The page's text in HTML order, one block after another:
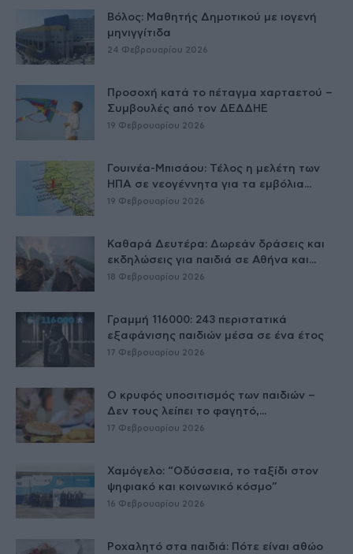
Βόλος: Μαθητής Δημοτικού με ιογενή
μηνιγγίτιδα
24 Φεβρουαρίου 2026
Προσοχή κατά το πέταγμα χαρταετού –
Συμβουλές από τον ΔΕΔΔΗΕ
19 Φεβρουαρίου 2026
Γουινέα-Μπισάου: Τέλος η μελέτη των
ΗΠΑ σε νεογέννητα για τα εμβόλια...
19 Φεβρουαρίου 2026
Καθαρά Δευτέρα: Δωρεάν δράσεις και
εκδηλώσεις για παιδιά σε Αθήνα και...
18 Φεβρουαρίου 2026
Γραμμή 116000: 243 περιστατικά
εξαφάνισης παιδιών μέσα σε ένα έτος
17 Φεβρουαρίου 2026
Ο κρυφός υποσιτισμός των παιδιών –
Δεν τους λείπει το φαγητό,...
17 Φεβρουαρίου 2026
Χαμόγελο: “Οδύσσεια, το ταξίδι στον
ψηφιακό και κοινωνικό κόσμο”
16 Φεβρουαρίου 2026
Ροχαλητό στα παιδιά: Πότε είναι αθώο